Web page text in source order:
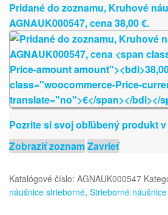
Pridané do zoznamu, Kruhové
AGNAUK000547, cena38,00€.
Pozrite si svoj obľúbený produkt
Zobraziť zoznamZavrieť
Katalógové číslo: AGNAUK000547
náušnice strieborné, Strieborné náušnice